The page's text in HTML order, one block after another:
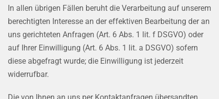
In allen übrigen Fällen beruht die Verarbeitung auf unserem
berechtigten Interesse an der effektiven Bearbeitung der an
uns gerichteten Anfragen (Art. 6 Abs. 1 lit. f DSGVO) oder
auf Ihrer Einwilligung (Art. 6 Abs. 1 lit. a DSGVO) sofern
diese abgefragt wurde; die Einwilligung ist jederzeit
widerrufbar.